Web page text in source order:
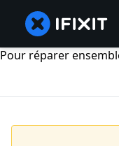
Pour réparer